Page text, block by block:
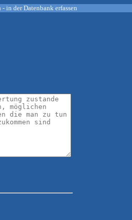
- in der Datenbank erfassen